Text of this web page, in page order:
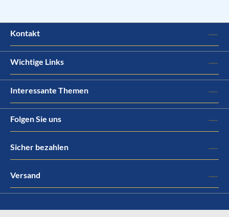
Kontakt
Wichtige Links
Interessante Themen
Folgen Sie uns
Sicher bezahlen
Versand